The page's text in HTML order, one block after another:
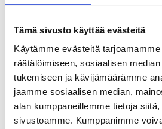
Tämä sivusto käyttää evästeitä
Käytämme evästeitä
räätälöimiseen, sosiaalisen
tukemiseen ja kävijämäärämme
jaamme sosiaalisen median,
alan kumppaneillemme tietoja
sivustoamme. Kumppanimme
Helsingin
tuntijakouudistus
Kannanotot ja lausunnot